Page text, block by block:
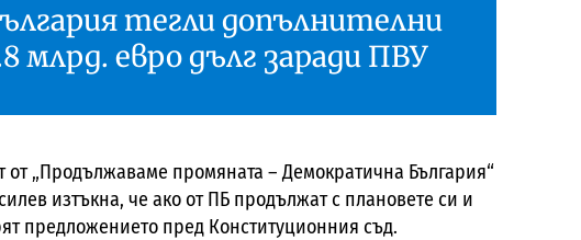
тегли допълнителни
млрд. евро дълг заради ПВУ
от „Продължаваме промяната – Демократична България“
изтъкна, че ако от ПБ продължат с плановете си и
предложението пред Конституционния съд.